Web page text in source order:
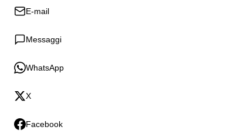
E-mail
Messaggi
WhatsApp
X
Facebook